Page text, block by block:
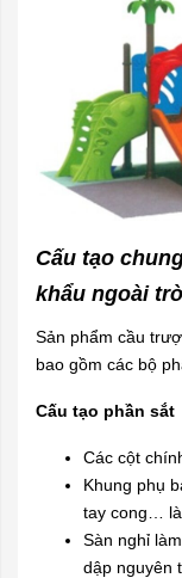
Cấu tạo
khẩu ngoài
Sản phẩm cầu
bao gồm các bộ
Cấu tạo phần sắt
Các cột
Khung phụ
tay cong…
Sàn nghỉ
dập nguyên